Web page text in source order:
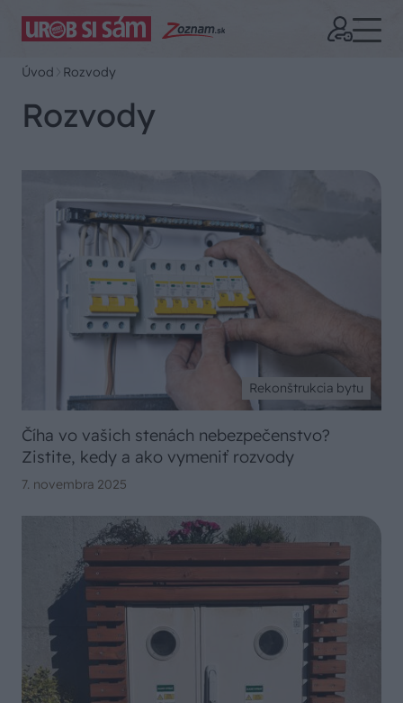
Úvod Rozvody
Rozvody
Rekonštrukcia bytu
Číha vo vašich stenách nebezpečenstvo?
Zistite, kedy a ako vymeniť rozvody
7. novembra 2025